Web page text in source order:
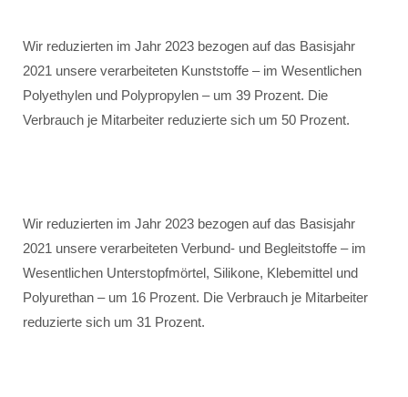
Wir reduzierten im Jahr 2023 bezogen auf das Basisjahr
2021 unsere verarbeiteten Kunststoffe – im Wesentlichen
Polyethylen und Polypropylen – um 39 Prozent. Die
Verbrauch je Mitarbeiter reduzierte sich um 50 Prozent.
Wir reduzierten im Jahr 2023 bezogen auf das Basisjahr
2021 unsere verarbeiteten Verbund- und Begleitstoffe – im
Wesentlichen Unterstopfmörtel, Silikone, Klebemittel und
Polyurethan – um 16 Prozent. Die Verbrauch je Mitarbeiter
reduzierte sich um 31 Prozent.